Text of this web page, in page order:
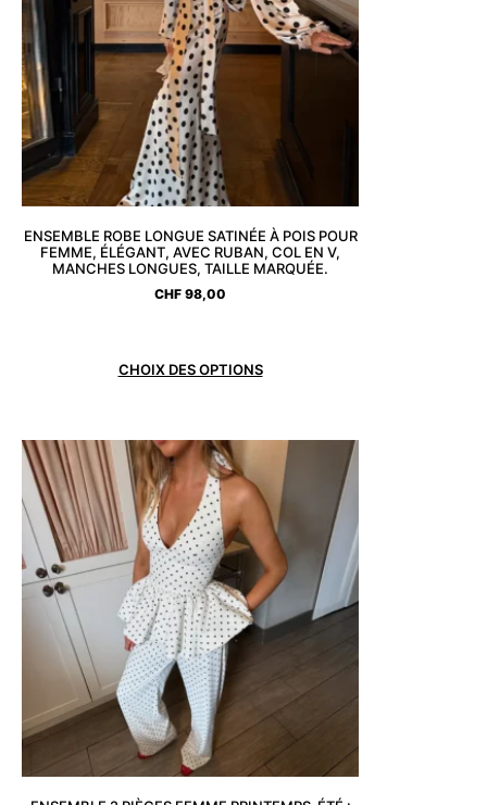
ENSEMBLE ROBE LONGUE SATINÉE À POIS POUR
FEMME, ÉLÉGANT, AVEC RUBAN, COL EN V,
MANCHES LONGUES, TAILLE MARQUÉE.
CHF 98,00
CHOIX DES OPTIONS